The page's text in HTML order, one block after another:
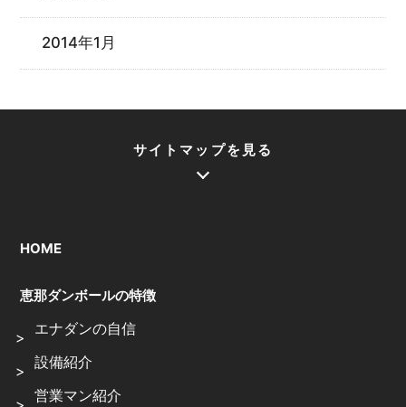
2014年1月
サイトマップを見る
HOME
恵那ダンボールの特徴
エナダンの自信
設備紹介
営業マン紹介